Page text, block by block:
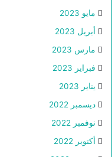
مايو 2023
أبريل 2023
مارس 2023
فبراير 2023
يناير 2023
ديسمبر 2022
نوفمبر 2022
أكتوبر 2022